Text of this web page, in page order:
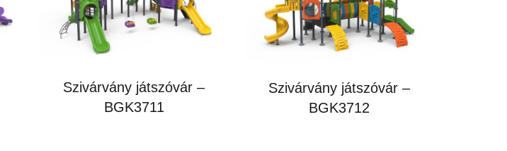
Szivárvány játszóvár –
BGK3711
Szivárvány játszóvár –
BGK3712